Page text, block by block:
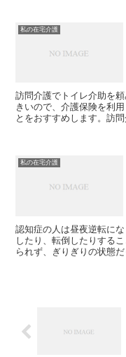
私の在宅介護
訪問介護でトイレ介助を
きいので、介護保険を利
とをおすすめします。訪
私の在宅介護
認知症の人は昼夜逆転に
したり、転倒したりする
られず、ぎりぎりの状態